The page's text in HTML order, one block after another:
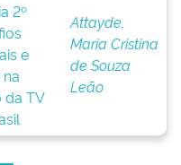
2º
e
TV
Attayde,
Maria Cristina
de Souza
Leão